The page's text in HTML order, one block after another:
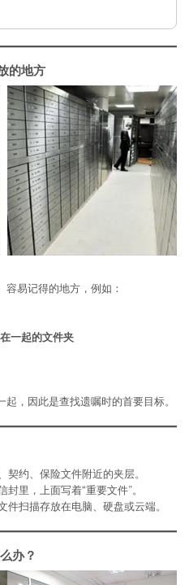
的地方
易记得的地方，例如：
一起的文件夹
，因此是查找遗嘱时的首要目标。
契约、保险文件附近的夹层。
封里，上面写着“重要文件”。
件扫描存放在电脑、硬盘或云端。
办？